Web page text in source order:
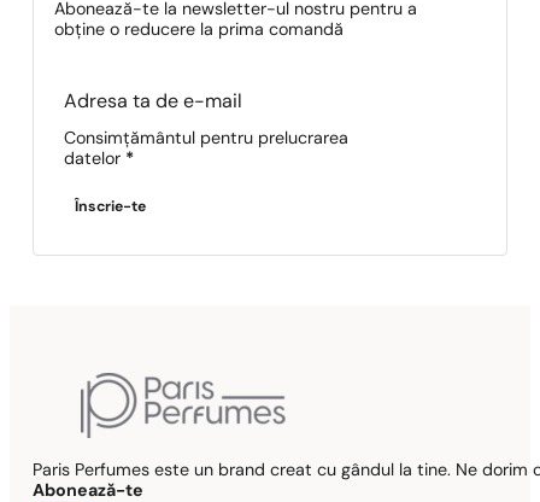
Abonează-te la newsletter-ul nostru pentru a
obține o reducere la prima comandă
Section
Consimțământul pentru prelucrarea
datelor *
Înscrie-te
Paris Perfumes este un brand creat cu gândul la tine. Ne
Abonează-te